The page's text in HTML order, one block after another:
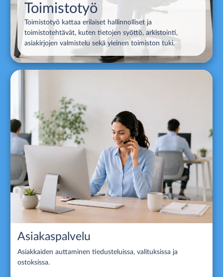
Toimistotyö
Toimistotyö kattaa erilaiset hallinnolliset ja
toimistotehtävät, kuten tietojen syöttö, arkistointi,
asiakirjojen valmistelu sekä yleinen toimiston tuki.
Asiakaspalvelu
Asiakkaiden auttaminen tiedusteluissa, valituksissa ja
ostoksissa.